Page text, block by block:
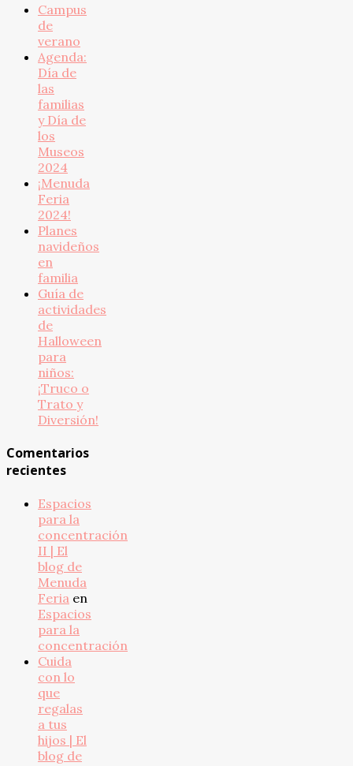
Campus
de
verano
Agenda:
Día de
las
familias
y Día de
los
Museos
2024
¡Menuda
Feria
2024!
Planes
navideños
en
familia
Guía de
actividades
de
Halloween
para
niños:
¡Truco o
Trato y
Diversión!
Comentarios
recientes
Espacios
para la
concentración
II | El
blog de
Menuda
Feria en
Espacios
para la
concentración
Cuida
con lo
que
regalas
a tus
hijos | El
blog de